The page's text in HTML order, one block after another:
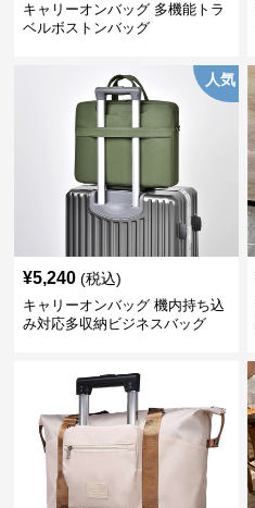
キャリーオンバッグ 多機能トラ
ベルボストンバッグ
人気
¥5,240 (税込)
キャリーオンバッグ 機内持ち込
み対応多収納ビジネスバッグ